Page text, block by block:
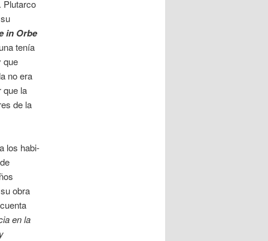
Plutarco
in Orbe
tenía
que
no era
que la
de la
los habi­
obra
en la